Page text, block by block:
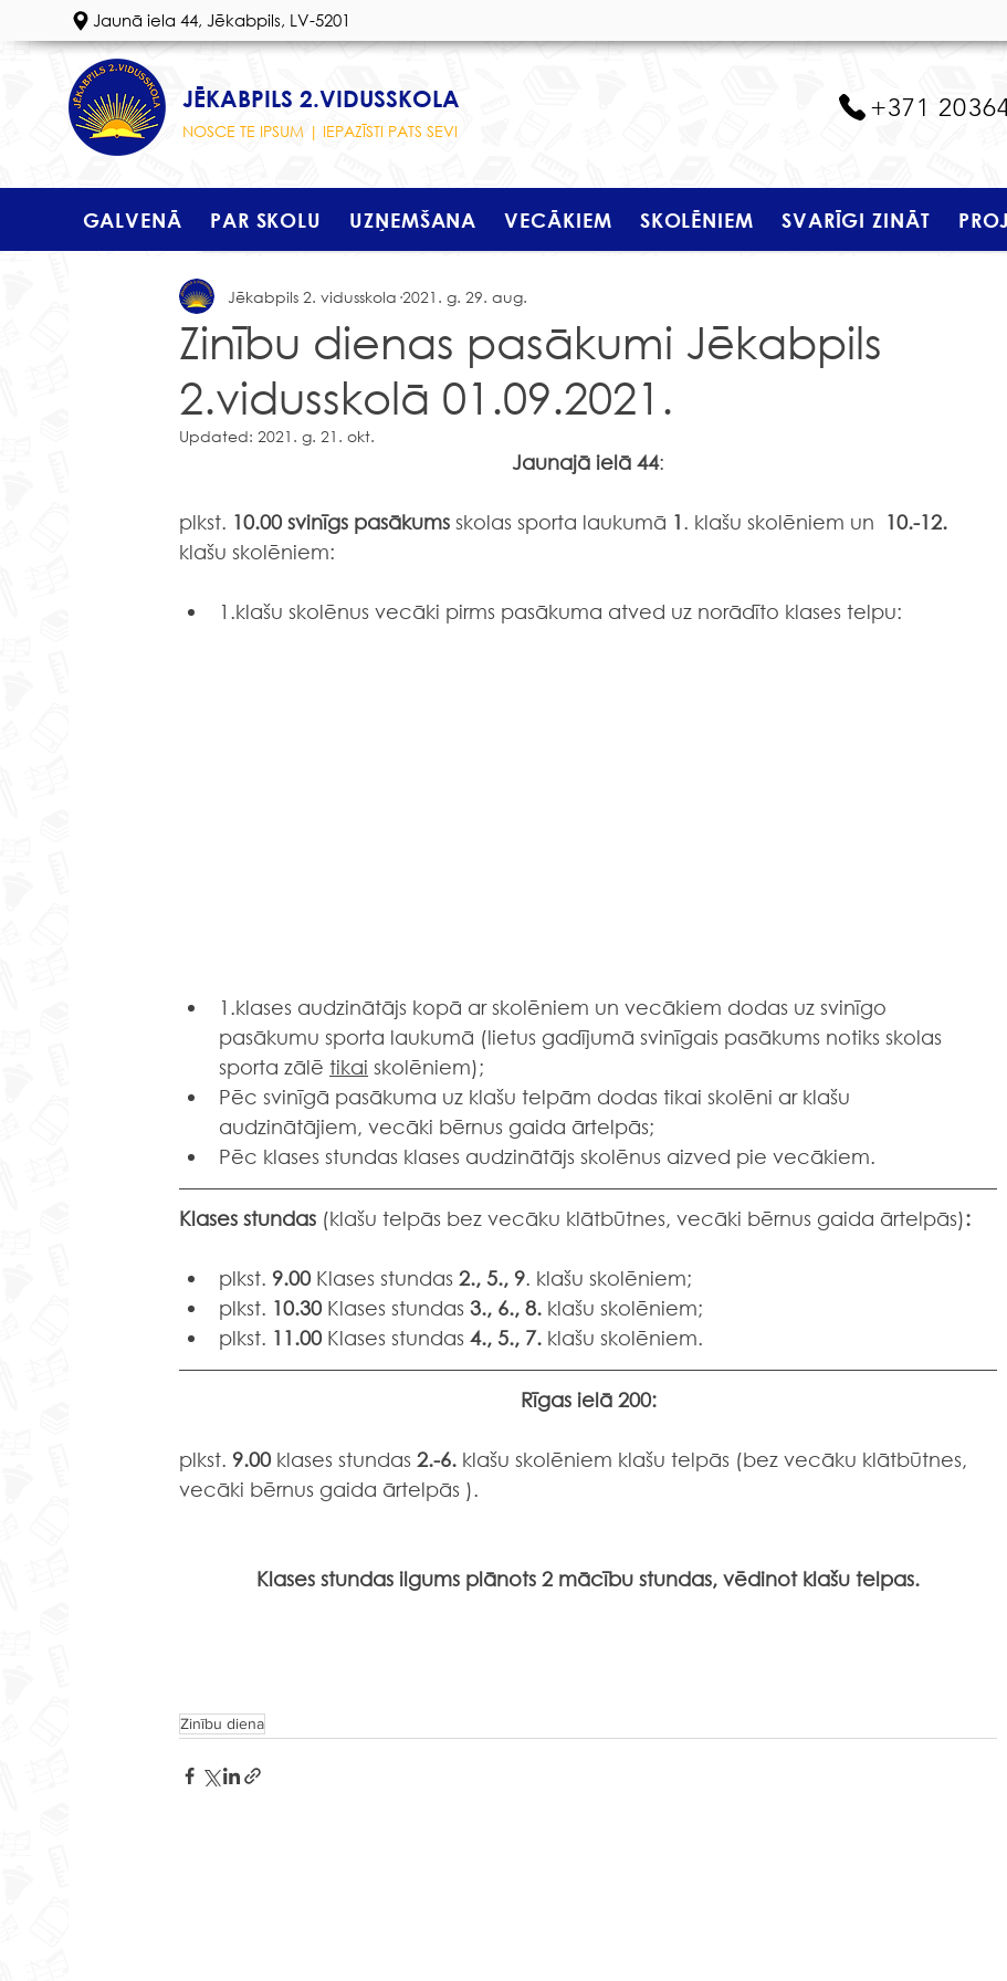
Jaunā iela 44, Jēkabpils, LV-5201
JĒKABPILS 2.VIDUSSKOLA
NOSCE TE IPSUM | IEPAZĪSTI PATS SEVI
+371
GALVENĀ PAR SKOLU UZŅEMŠANA VECĀKIEM SKOLĒNIEM SVARĪGI ZINĀT
Zinību dienas pasākumi Jēkabpils
2.vidusskolā 01.09.2021.
Jēkabpils 2. vidusskola 2021. g. 29. aug.
Updated: 2021. g. 21. okt.
Jaunajā ielā 44:
plkst. 10.00 svinīgs pasākums skolas sporta laukumā 1. klašu skolēniem un 10.-12.
klašu skolēniem:
1.klašu skolēnus vecāki pirms pasākuma atved uz norādīto klases telpu:
1.klases audzinātājs kopā ar skolēniem un vecākiem dodas uz svinīgo
pasākumu sporta laukumā (lietus gadījumā svinīgais pasākums notiks skolas
sporta zālē tikai skolēniem);
Pēc svinīgā pasākuma uz klašu telpām dodas tikai skolēni ar klašu
audzinātājiem, vecāki bērnus gaida ārtelpās;
Pēc klases stundas klases audzinātājs skolēnus aizved pie vecākiem.
Klases stundas (klašu telpās bez vecāku klātbūtnes, vecāki bērnus gaida ārtelpās):
plkst. 9.00 Klases stundas 2., 5., 9. klašu skolēniem;
plkst. 10.30 Klases stundas 3., 6., 8. klašu skolēniem;
plkst. 11.00 Klases stundas 4., 5., 7. klašu skolēniem.
Rīgas ielā 200:
plkst. 9.00 klases stundas 2.-6. klašu skolēniem klašu telpās (bez vecāku klātbūtnes,
vecāki bērnus gaida ārtelpās ).
Klases stundas ilgums plānots 2 mācību stundas, vēdinot klašu telpas.
Zinību diena